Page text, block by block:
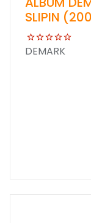
SLIPIN
DEMARK